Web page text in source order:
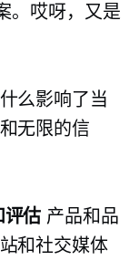
。哎呀，又是
么影响了当
无限的信
评估 产品和品
和社交媒体